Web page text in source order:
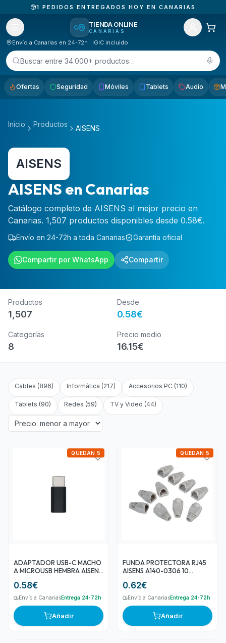
1 PEDIDOS ENTREGADOS HOY EN CANARIAS
TIENDA ONLINE
CANARIAS
Envío a Canarias en 24-72h · IGIC incluido
Buscar entre 34.000+ productos…
Ofertas Seguridad Móviles Tablets Audio
Inicio Productos AISENS
AISENS
AISENS en Canarias
Catálogo completo de AISENS al mejor precio en
Canarias. 1,507 productos disponibles desde 0.58€.
Envío en 24-72h a toda Canarias Garantía oficial
Compartir por WhatsApp Compartir
Productos
1,507
Desde
0.58€
Categorías
8
Precio medio
16.15€
Cables (896) Informática (217) Accesorios PC (110)
Tablets (90) Redes (59) TV y Video (44)
ADAPTADOR USB-C MACHO
A MICROUSB HEMBRA AISENS
0.58€
QUEDAN 5
Envío a CanariasEntrega 24-72h
Añadir
FUNDA PROTECTORA RJ45
AISENS A140-0306 10
0.62€
QUEDAN 5
Envío a CanariasEntrega 24-72h
Añadir